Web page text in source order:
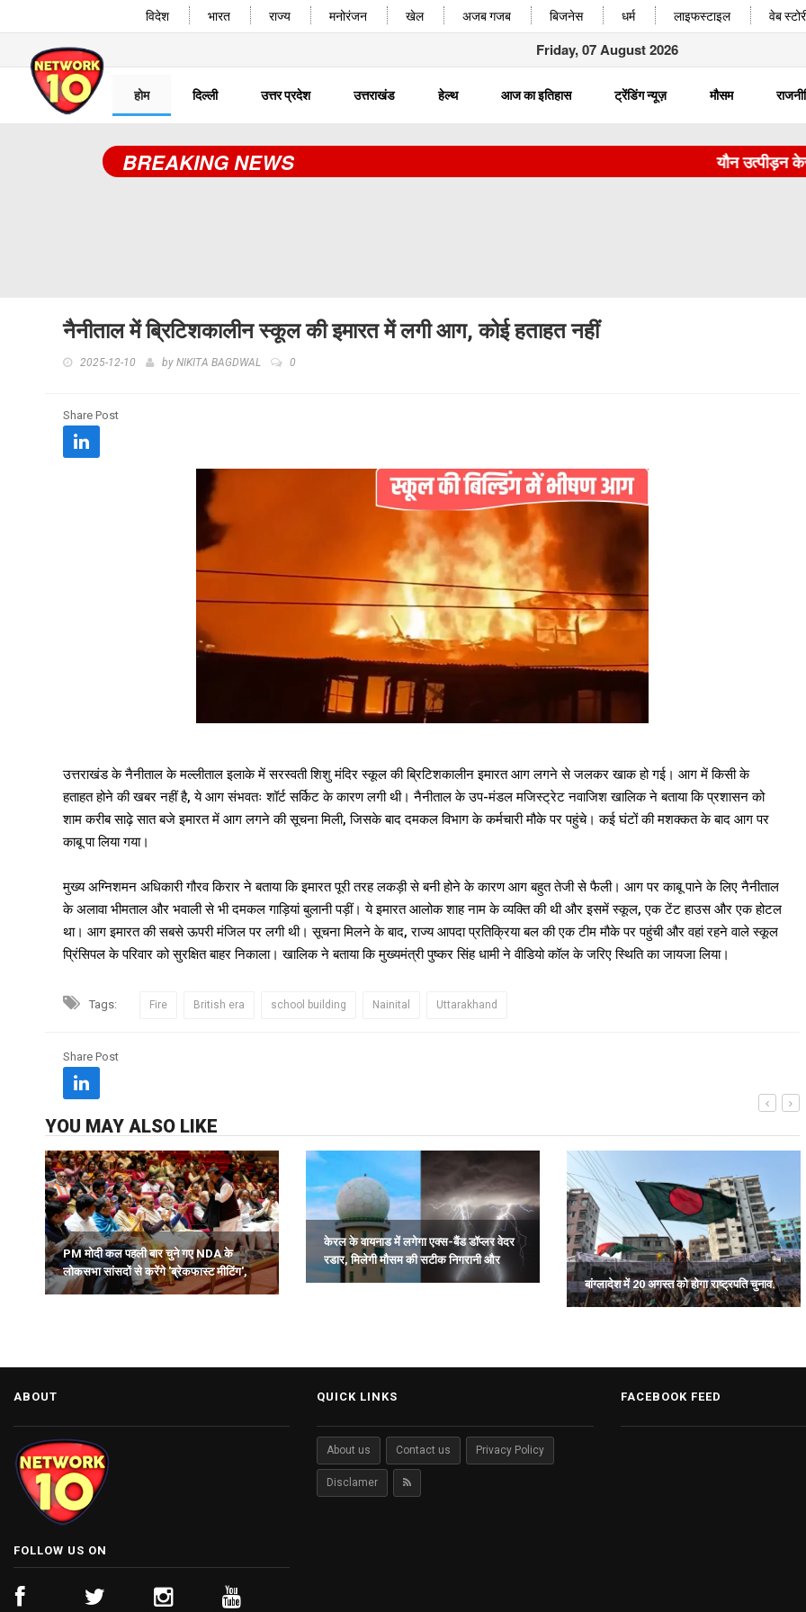
विदेश भारत राज्य मनोरंजन खेल अजब गजब बिजनेस धर्म लाइफस्टाइल वेब
Friday, 07 August 2026
होम दिल्ली उत्तर प्रदेश उत्तराखंड हेल्थ आज का इतिहास ट्रेंडिंग न्यूज़ मौसम
BREAKING NEWS यौन उत्पीड़न केस
नैनीताल में ब्रिटिशकालीन स्कूल की इमारत में लगी आग, कोई हताहत नहीं
2025-12-10 by NIKITA BAGDWAL 0
Share Post
उत्तराखंड के नैनीताल के मल्लीताल इलाके में सरस्वती शिशु मंदिर स्कूल की ब्रिटिशकालीन इमारत आग लगने से जलकर खाक हो गई। आग में किसी के
हताहत होने की खबर नहीं है, ये आग संभवतः शॉर्ट सर्किट के कारण लगी थी। नैनीताल के उप-मंडल मजिस्ट्रेट नवाजिश खालिक ने बताया कि प्रशासन को
शाम करीब साढ़े सात बजे इमारत में आग लगने की सूचना मिली, जिसके बाद दमकल विभाग के कर्मचारी मौके पर पहुंचे। कई घंटों की मशक्कत के बाद आग पर
काबू पा लिया गया।
मुख्य अग्निशमन अधिकारी गौरव किरार ने बताया कि इमारत पूरी तरह लकड़ी से बनी होने के कारण आग बहुत तेजी से फैली। आग पर काबू पाने के लिए नैनीताल
के अलावा भीमताल और भवाली से भी दमकल गाड़ियां बुलानी पड़ीं। ये इमारत आलोक शाह नाम के व्यक्ति की थी और इसमें स्कूल, एक टेंट हाउस और एक होटल
था। आग इमारत की सबसे ऊपरी मंजिल पर लगी थी। सूचना मिलने के बाद, राज्य आपदा प्रतिक्रिया बल की एक टीम मौके पर पहुंची और वहां रहने वाले स्कूल
प्रिंसिपल के परिवार को सुरक्षित बाहर निकाला। खालिक ने बताया कि मुख्यमंत्री पुष्कर सिंह धामी ने वीडियो कॉल के जरिए स्थिति का जायजा लिया।
Tags: Fire British era school building Nainital Uttarakhand
Share Post
YOU MAY ALSO LIKE
PM मोदी कल पहली बार चुने गए NDA के
लोकसभा सांसदों से करेंगे 'ब्रेकफास्ट मीटिंग',
देंगे मार्गदर्शन.
केरल के वायनाड में लगेगा एक्स-बैंड डॉप्लर वेदर
रडार, मिलेगी मौसम की सटीक निगरानी और
समय पर चेतावनी.
बांग्लादेश में 20 अगस्त को होगा राष्ट्रपति चुनाव.
ABOUT
FOLLOW US ON
QUICK LINKS
About us Contact us Privacy Policy
Disclamer
FACEBOOK FEED